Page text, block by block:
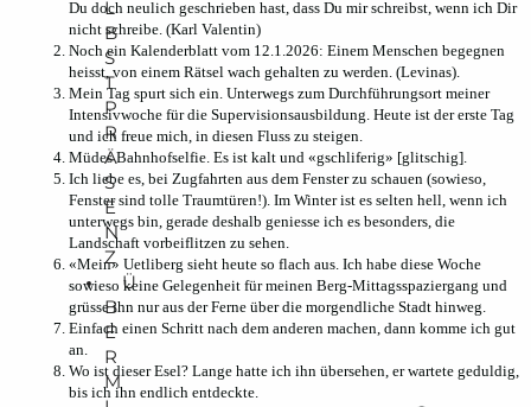
L
B
S
T
P
R
Ä
S
E
N
Z
Ü
B
E
R
M
Du doch neulich geschrieben hast, dass Du mir schreibst, wenn ich Dir
nicht schreibe. (Karl Valentin)
Noch ein Kalenderblatt vom 12.1.2026: Einem Menschen begegnen
heisst, von einem Rätsel wach gehalten zu werden. (Levinas).
Mein Tag spurt sich ein. Unterwegs zum Durchführungsort meiner
Intensivwoche für die Supervisionsausbildung. Heute ist der erste Tag
und ich freue mich, in diesen Fluss zu steigen.
Müdes Bahnhofselfie. Es ist kalt und «gschliferig» [glitschig].
Ich liebe es, bei Zugfahrten aus dem Fenster zu schauen (sowieso,
Fenster sind tolle Traumtüren!). Im Winter ist es selten hell, wenn ich
unterwegs bin, gerade deshalb geniesse ich es besonders, die
Landschaft vorbeiflitzen zu sehen.
«Mein» Uetliberg sieht heute so flach aus. Ich habe diese Woche
sowieso keine Gelegenheit für meinen Berg-Mittagsspaziergang und
grüsse ihn nur aus der Ferne über die morgendliche Stadt hinweg.
Einfach einen Schritt nach dem anderen machen, dann komme ich gut
an.
Wo ist dieser Esel? Lange hatte ich ihn übersehen, er wartete geduldig,
bis ich ihn endlich entdeckte.